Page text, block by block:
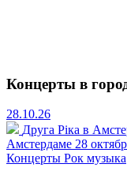
Концерты в
28.10.26
Друга Ріка в
Амстердаме 28
Концерты Рок музыка